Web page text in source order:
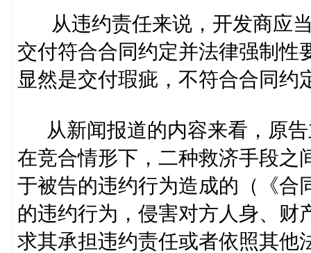
从违约责任来说，开发商应当
交付符合合同约定并法律强制性
显然是交付瑕疵，不符合合同约
从新闻报道的内容来看，原告
在竞合情形下，二种救济手段之
于被告的违约行为造成的（《合
的违约行为，侵害对方人身、财
求其承担违约责任或者依照其他